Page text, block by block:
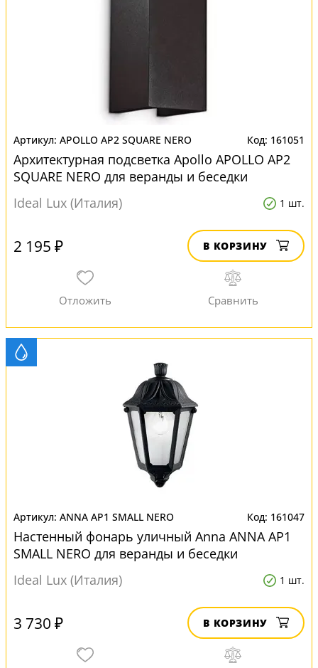
APOLLO AP2 SQUARE NERO 161051
Архитектурная подсветка Apollo APOLLO AP2
SQUARE NERO для веранды и беседки
Ideal Lux (Италия)
1 шт.
2 195 ₽ В КОРЗИНУ
ANNA AP1 SMALL NERO 161047
Настенный фонарь уличный Anna ANNA AP1
SMALL NERO для веранды и беседки
Ideal Lux (Италия)
1 шт.
3 730 ₽ В КОРЗИНУ